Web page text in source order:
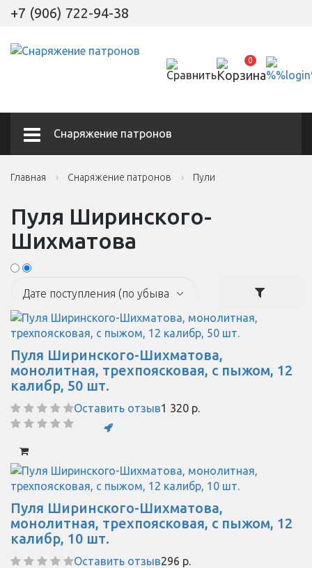
+7 (906) 722-94-38
0
Снаряжение патронов
Главная Снаряжение патронов Пули
Пуля Ширинского-
Шихматова
Пуля Ширинского-Шихматова,
монолитная, трехпоясковая, с пыжом, 12
калибр, 50 шт.
Оставить отзыв1 320 р.
Пуля Ширинского-Шихматова,
монолитная, трехпоясковая, с пыжом, 12
калибр, 10 шт.
Оставить отзыв296 р.